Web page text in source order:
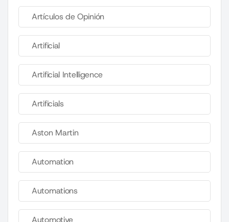
Artículos de Opinión
Artificial
Artificial Intelligence
Artificials
Aston Martin
Automation
Automations